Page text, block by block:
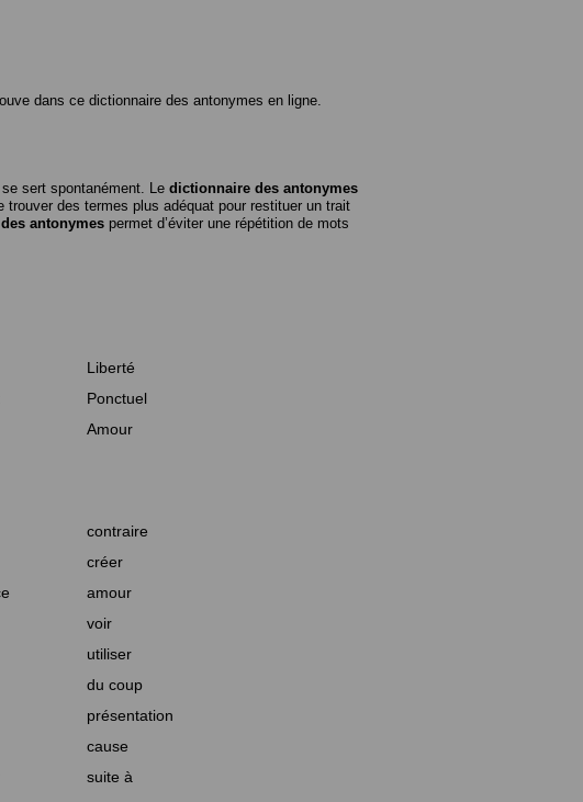
dans ce dictionnaire des antonymes en ligne.
sert spontanément. Le dictionnaire des antonymes
trouver des termes plus adéquat pour restituer un trait
antonymes permet d’éviter une répétition de mots
Liberté
Ponctuel
Amour
contraire
créer
amour
voir
utiliser
du coup
présentation
cause
suite à